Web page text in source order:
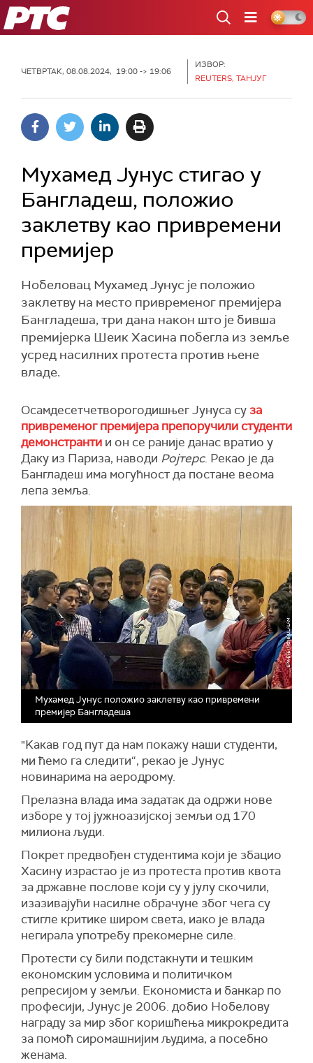
РТС
ЧЕТВРТАК, 08.08.2024, 19:00 -> 19:06
ИЗВОР:
REUTERS, ТАНЈУГ
Мухамед Јунус стигао у
Бангладеш, положио
заклетву као привремени
премијер
Нобеловац Мухамед Јунус је положио
заклетву на место привременог премијера
Бангладеша, три дана након што је бивша
премијерка Шеик Хасина побегла из земље
усред насилних протеста против њене
владе.
Осамдесетчетворогодишњег Јунуса су за
привременог премијера препоручили студенти
демонстранти и он се раније данас вратио у
Даку из Париза, наводи Ројтерс. Рекао је да
Бангладеш има могућност да постане веома
лепа земља.
Мухамед Јунус положио заклетву као привремени
премијер Бангладеша
"Kакав год пут да нам покажу наши студенти,
ми ћемо га следити“, рекао је Јунус
новинарима на аеродрому.
Прелазна влада има задатак да одржи нове
изборе у тој јужноазијској земљи од 170
милиона људи.
Покрет предвођен студентима који је збацио
Хасину израстао је из протеста против квота
за државне послове који су у јулу скочили,
изазивајући насилне обрачуне због чега су
стигле критике широм света, иако је влада
негирала употребу прекомерне силе.
Протести су били подстакнути и тешким
економским условима и политичком
репресијом у земљи. Економиста и банкар по
професији, Јунус је 2006. добио Нобелову
награду за мир због коришћења микрокредита
за помоћ сиромашнијим људима, а посебно
женама.